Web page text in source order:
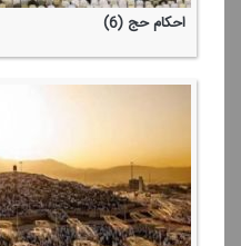
احكام حج (6)